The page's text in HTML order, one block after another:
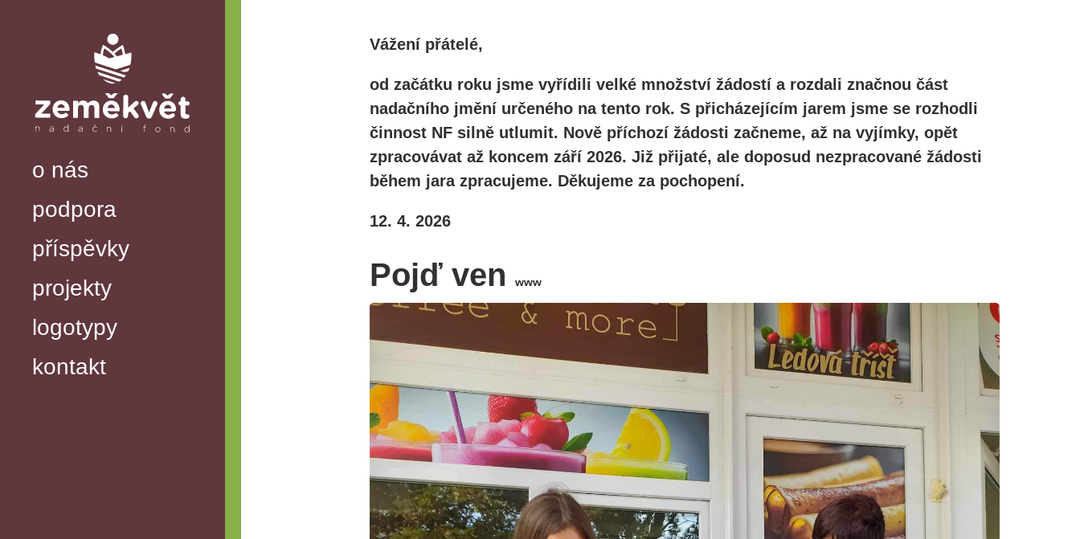
o nás
podpora
příspěvky
projekty
logotypy
kontakt
Vážení přátelé,
od začátku roku jsme vyřídili velké množství žádostí a rozdali značnou část
nadačního jmění určeného na tento rok. S přicházejícím jarem jsme se rozhodli
činnost NF silně utlumit. Nově příchozí žádosti začneme, až na vyjímky, opět
zpracovávat až koncem září 2026. Již přijaté, ale doposud nezpracované žádosti
během jara zpracujeme. Děkujeme za pochopení.
12. 4. 2026
Pojď ven www